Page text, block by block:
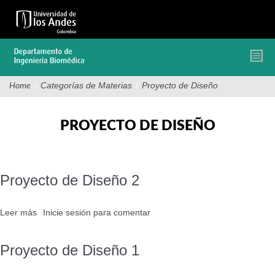
contenido
Home / Categorías de Materias / Proyecto de Diseño
PROYECTO DE DISEÑO
Proyecto de Diseño 2
Leer más sobre
Diseño
Inicie sesión para comentar
Proyecto de Diseño 1